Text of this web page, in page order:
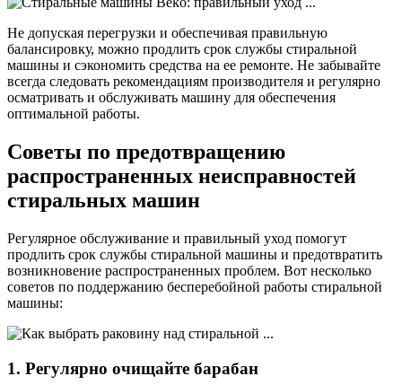
Не допуская перегрузки и обеспечивая правильную
балансировку, можно продлить срок службы стиральной
машины и сэкономить средства на ее ремонте. Не забывайте
всегда следовать рекомендациям производителя и регулярно
осматривать и обслуживать машину для обеспечения
оптимальной работы.
Советы по предотвращению
распространенных неисправностей
стиральных машин
Регулярное обслуживание и правильный уход помогут
продлить срок службы стиральной машины и предотвратить
возникновение распространенных проблем. Вот несколько
советов по поддержанию бесперебойной работы стиральной
машины:
1. Регулярно очищайте барабан